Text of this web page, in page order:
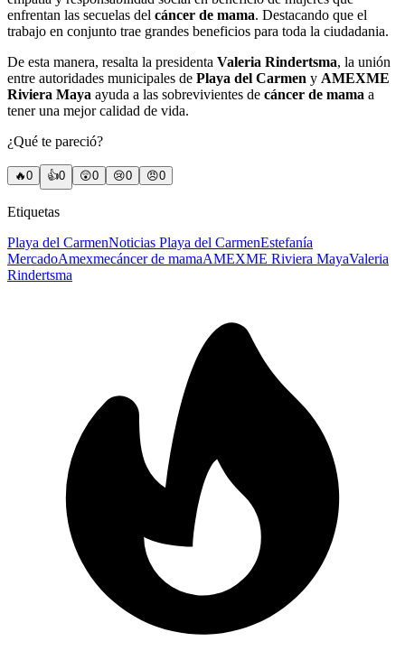
enfrentan las secuelas del cáncer de mama. Destacando que el
trabajo en conjunto trae grandes beneficios para toda la ciudadania.
De esta manera, resalta la presidenta Valeria Rindertsma, la unión
entre autoridades municipales de Playa del Carmen y AMEXME
Riviera Maya ayuda a las sobrevivientes de cáncer de mama a
tener una mejor calidad de vida.
¿Qué te pareció?
🔥0 👍0 😲0 😢0 😠0
Etiquetas
Playa del CarmenNoticias Playa del CarmenEstefanía
MercadoAmexmecáncer de mamaAMEXME Riviera MayaValeria
Rindertsma